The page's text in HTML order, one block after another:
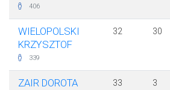
406
WIELOPOLSKI
KRZYSZTOF
339
32 30
ZAIR DOROTA 33 3